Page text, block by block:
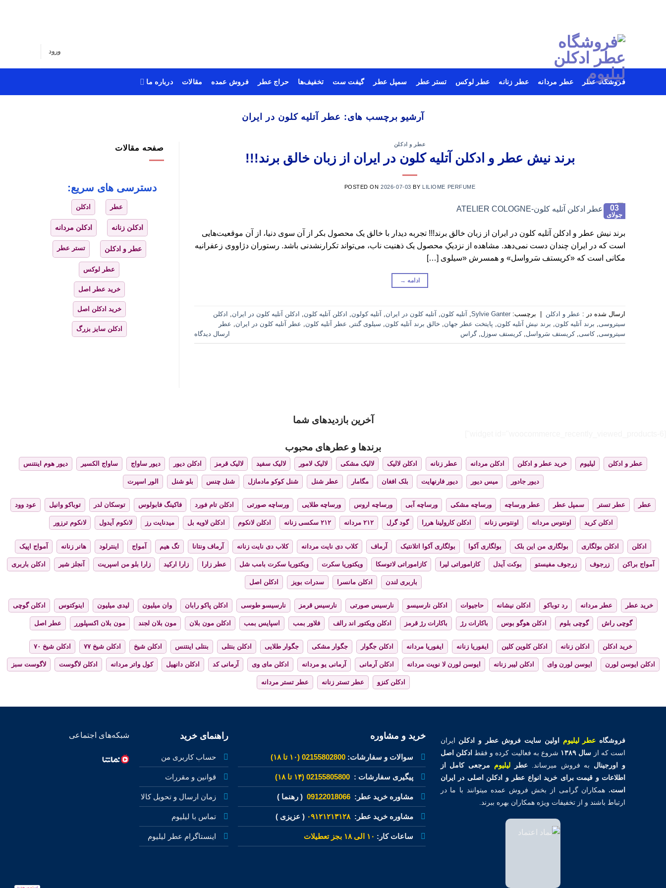
ورود
فروشگاه عطر عطر مردانه عطر زنانه عطر لوکس تستر عطر سمپل عطر گیفت ست تخفیف‌ها حراج عطر فروش عمده مقالات درباره ما
آرشیو برچسب های: عطر آتلیه کلون در ایران
عطر و ادکلن
برند نیش عطر و ادکلن آتلیه کلون در ایران از زبان خالق برند!!!
POSTED ON2026-07-03 BY LILIOME PERFUME
03
جولای
برند نیش عطر و ادکلن آتلیه کلون در ایران از زبان خالق برند!!! تجربه دیدار با خالق یک محصول بکر از آن سوی دنیا، از آن موقعیت‌هایی
است که در ایران چندان دست نمی‌دهد. مشاهده از نزدیکِ محصول یک ذهنیت ناب، می‌تواند تکرارنشدنی باشد. رستوران دژاووی زعفرانیه
مکانی است که «کریستف سَرواسل» و همسرش «سیلوی […]
ادامه →
ارسال شده در : عطر و ادکلن برچسب: Sylvie Ganter
, آتلیه کلون, آتلیه کلون در ایران, آتلیه کولون, ادکلن آتلیه کلون, ادکلن آتلیه کلون در ایران,
ادکلن
سیتروسی, برند آتلیه کلون, برند نیش آتلیه کلون, پایتخت عطر جهان, خالق برند آتلیه کلون, سیلوی گنتر , عطر آتلیه کلون, عطر آتلیه کلون در ایران, عطر
سیتروسی,کاسی,کریستف سَرواسل,کریستف سوزل,گراس ارسال دیدگاه
صفحه مقالات
دسترسی های سریع:
عطر ادکلن
ادکلن زنانه ادکلن مردانه
عطر و ادکلن تستر عطر
عطر لوکس
خرید عطر اصل
خرید ادکلن اصل
ادکلن سایز بزرگ
آخرین بازدیدهای شما
برندها و عطرهای محبوب
عطر و ادکلن لیلیوم خرید عطر و ادکلن ادکلن مردانه عطر زنانه ادکلن لالیک لالیک مشکی لالیک لامور لالیک سفید لالیک قرمز ادکلن دیور دیور ساواج ساواج الکسیر دیور هوم اینتنس
دیور جادور میس دیور دیور فارنهایت بلک افغان مگامار عطر شنل شنل کوکو مادمازل شنل چنس بلو شنل الور اسپرت
عطر عطر تستر سمپل عطر عطر ورساچه ورساچه مشکی ورساچه آبی ورساچه اروس ورساچه طلایی ورساچه صورتی ادکلن تام فورد فاکینگ فابولوس توسکان لدر توباکو وانیل عود وود
ادکلن کرید اونتوس مردانه اونتوس زنانه ادکلن کارولینا هررا گود گرل ۲۱۲ مردانه ۲۱۲ سکسی زنانه ادکلن لانکوم ادکلن لاویه بل میدنایت رز لانکوم آیدول لانکوم ترزور
ادکلن ادکلن بولگاری بولگاری من این بلک بولگاری آکوا بولگاری آکوا اتلانتیک آرماف کلاب دی نایت مردانه کلاب دی نایت زنانه آرماف ونتانا تگ هیم آمواج اینترلود هانر زنانه آمواج اپیک
آمواج براکن زرجوف زرجوف مفیستو بوکت آیدل کازاموراتی لیرا کازاموراتی لاتوسکا ویکتوریا سکرت ویکتوریا سکرت بامب شل عطر زارا زارا ارکید زارا بلو من اسپریت آنجلز شیر ادکلن باربری
باربری لندن ادکلن مانسرا سدرات بویز ادکلن اصل
خرید عطر عطر مردانه رد توباکو ادکلن نیشانه حاجیوات ادکلن نارسیسو نارسیس صورتی نارسیس قرمز نارسیسو طوسی ادکلن پاکو رابان وان میلیون لیدی میلیون اینوکتوس ادکلن گوچی
گوچی راش گوچی بلوم ادکلن هوگو بوس باکارات رژ باکارات رژ قرمز ادکلن ویکتور اند رالف فلاور بمب اسپایس بمب ادکلن مون بلان مون بلان لجند مون بلان اکسپلورر عطر اصل
خرید ادکلن ادکلن زنانه ادکلن کلوین کلین ایفوریا زنانه ایفوریا مردانه ادکلن جگوار جگوار مشکی جگوار طلایی ادکلن بنتلی بنتلی اینتنس ادکلن شیخ ادکلن شیخ ۷۷ ادکلن شیخ ۷۰
ادکلن ایوسن لورن ایوسن لورن وای ادکلن لیبر زنانه ایوسن لورن لا نویت مردانه ادکلن آرمانی آرمانی یو مردانه ادکلن مای وی آرمانی کد ادکلن دانهیل کول واتر مردانه ادکلن لاگوست لاگوست سبز
ادکلن کنزو عطر تستر زنانه عطر تستر مردانه
فروشگاه عطر لیلیوم اولین سایت فروش عطر و ادکلن ایران
است که از سال ۱۳۸۹ شروع به فعالیت کرده و فقط ادکلن اصل
و اورجینال به فروش میرساند.عطر لیلیوم مرجعی کامل از
اطلاعات و قیمت برای خرید انواع عطر و ادکلن اصلی در ایران
است. همکاران گرامی از بخش فروش عمده میتوانند با ما در
ارتباط باشند و از تخفیفات ویژه همکاران بهره ببرند.
خرید و مشاوره
سوالات و سفارشات:02155802800 (۱۰ تا ۱۸)
پیگیری سفارشات :02155805800 (۱۴ تا ۱۸)
مشاوره خرید عطر:09122018066 ( رهنما )
مشاوره خرید عطر:۰۹۱۲۱۲۱۳۱۲۸ ( عزیزی )
ساعات کار: ۱۰ الی ۱۸ بجز تعطیلات
راهنمای خرید
حساب کاربری من
قوانین و مقررات
زمان ارسال و تحویل کالا
تماس با لیلیوم
اینستاگرام عطر لیلیوم
شبکه‌های اجتماعی